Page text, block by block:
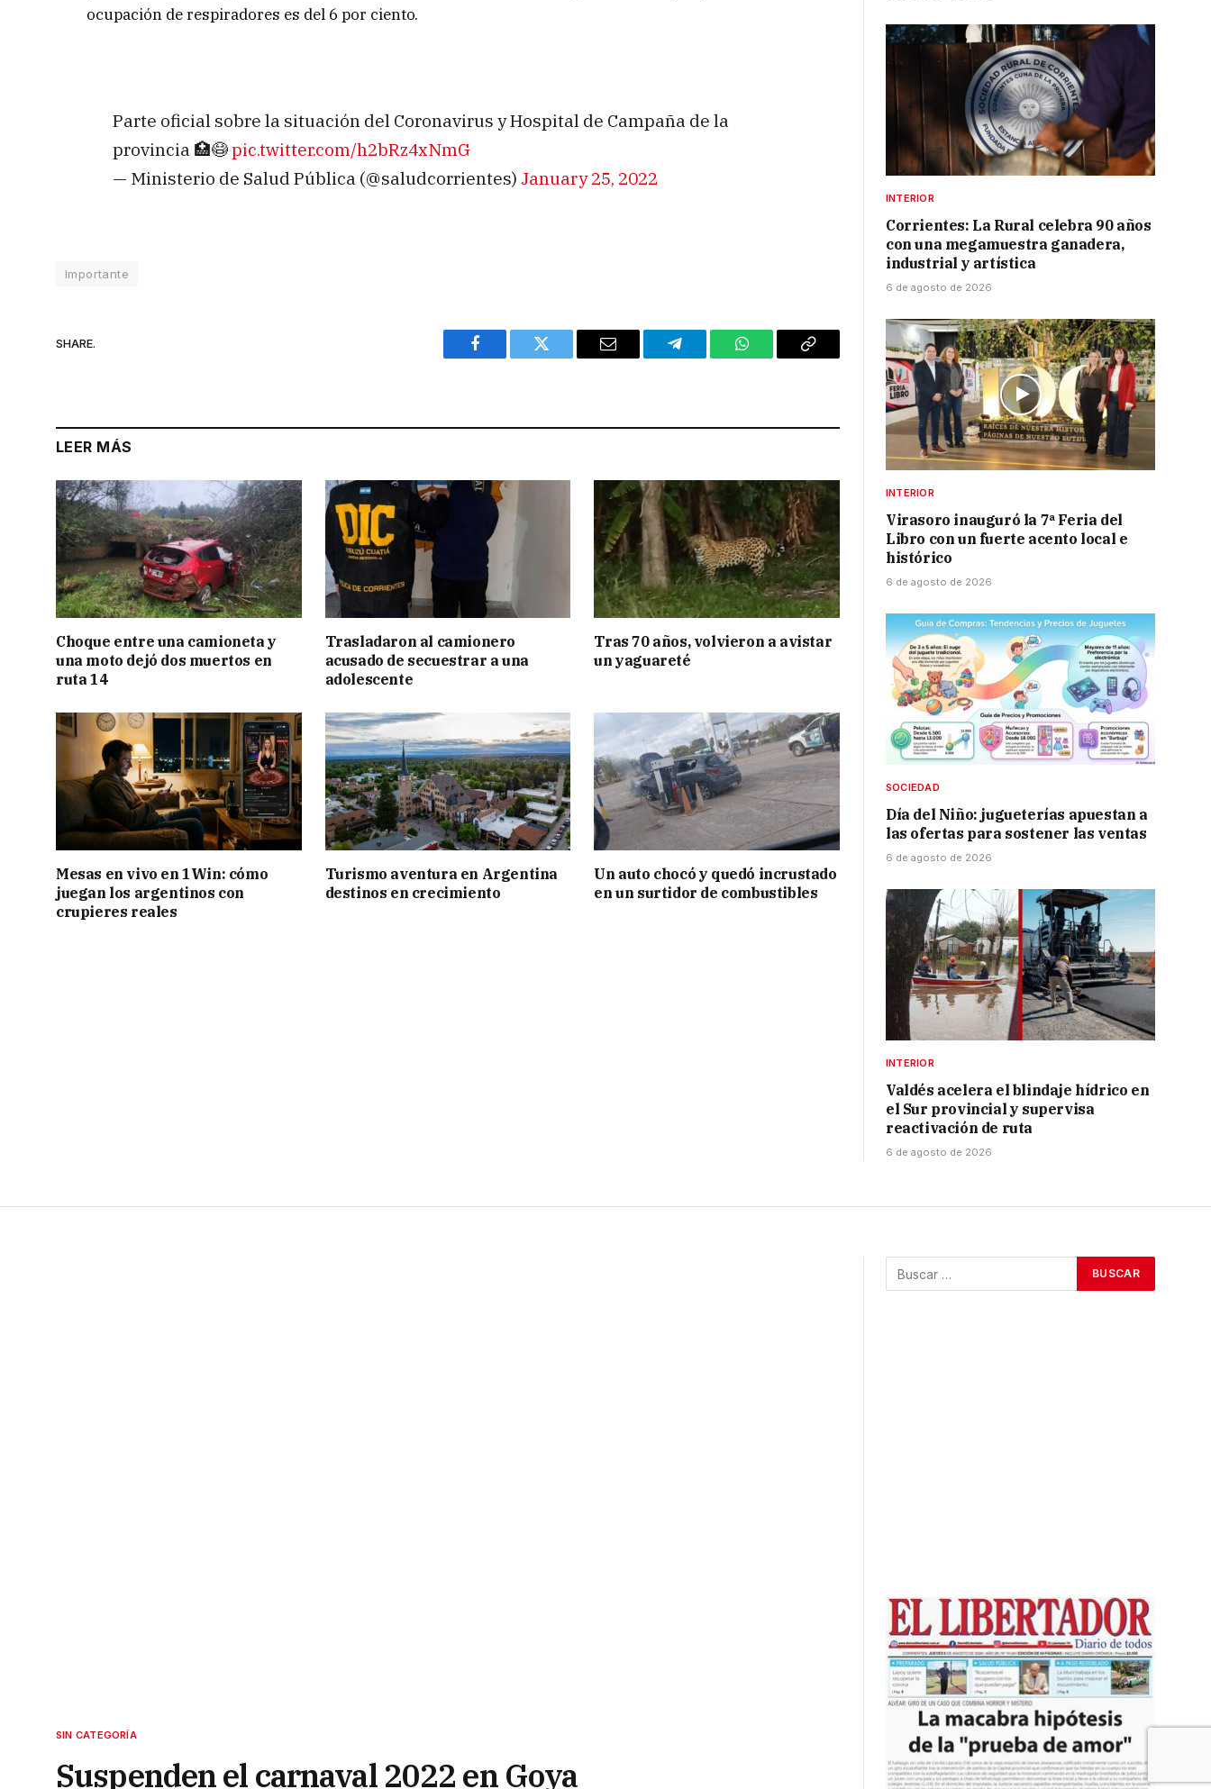
ocupación de respiradores es del 6 por ciento.
Parte oficial sobre la situación del Coronavirus y Hospital de Campaña de la
provincia 🏥😷pic.twitter.com/h2bRz4xNmG
— Ministerio de Salud Pública (@saludcorrientes) January 25, 2022
Importante
SHARE.
Facebook Twitter Email Telegram WhatsAppCopy
LEER MÁS
Choque entre una camioneta y
una moto dejó dos muertos en
ruta 14
Trasladaron al camionero
acusado de secuestrar a una
adolescente
Tras 70 años, volvieron a avistar
un yaguareté
Mesas en vivo en 1Win: cómo
juegan los argentinos con
crupieres reales
Turismo aventura en Argentina
destinos en crecimiento
Un auto chocó y quedó incrustado
en un surtidor de combustibles
INTERIOR
Corrientes: La Rural celebra 90 años
con una megamuestra ganadera,
industrial y artística
6 de agosto de 2026
INTERIOR
Virasoro inauguró la 7ª Feria del
Libro con un fuerte acento local e
histórico
6 de agosto de 2026
SOCIEDAD
Día del Niño: jugueterías apuestan a
las ofertas para sostener las ventas
6 de agosto de 2026
INTERIOR
Valdés acelera el blindaje hídrico en
el Sur provincial y supervisa
reactivación de ruta
6 de agosto de 2026
SIN CATEGORÍA
Suspenden el carnaval 2022 en Goya